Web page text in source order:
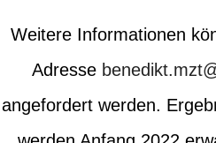
Weitere Informationen
Adresse
angefordert werden.